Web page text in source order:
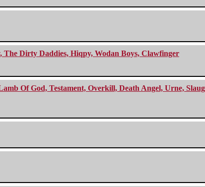
The Dirty Daddies, Hiqpy, Wodan Boys, Clawfinger
Of God, Testament, Overkill, Death Angel, Urne,